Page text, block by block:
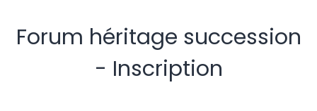
Forum héritage succession
- Inscription